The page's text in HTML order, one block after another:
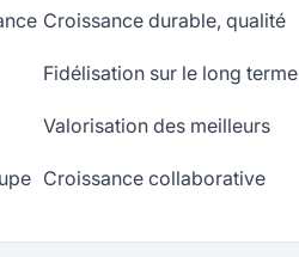
Croissance durable, qualité
Fidélisation sur le long terme
Valorisation des meilleurs
Croissance collaborative